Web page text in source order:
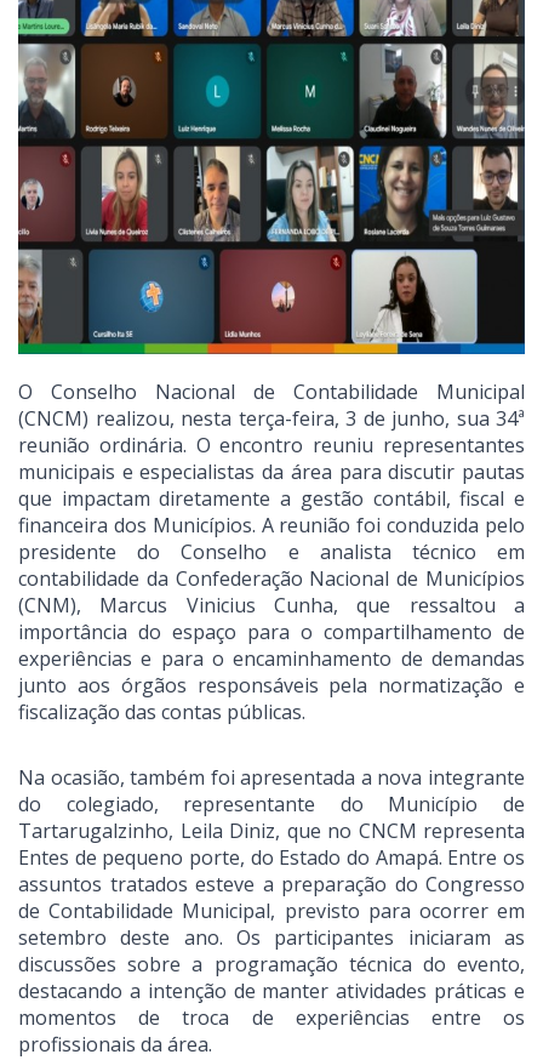
O Conselho Nacional de Contabilidade Municipal
(CNCM) realizou, nesta terça-feira, 3 de junho, sua 34ª
reunião ordinária. O encontro reuniu representantes
municipais e especialistas da área para discutir pautas
que impactam diretamente a gestão contábil, fiscal e
financeira dos Municípios. A reunião foi conduzida pelo
presidente do Conselho e analista técnico em
contabilidade da Confederação Nacional de Municípios
(CNM), Marcus Vinicius Cunha, que ressaltou a
importância do espaço para o compartilhamento de
experiências e para o encaminhamento de demandas
junto aos órgãos responsáveis pela normatização e
fiscalização das contas públicas.
Na ocasião, também foi apresentada a nova integrante
do colegiado, representante do Município de
Tartarugalzinho, Leila Diniz, que no CNCM representa
Entes de pequeno porte, do Estado do Amapá. Entre os
assuntos tratados esteve a preparação do Congresso
de Contabilidade Municipal, previsto para ocorrer em
setembro deste ano. Os participantes iniciaram as
discussões sobre a programação técnica do evento,
destacando a intenção de manter atividades práticas e
momentos de troca de experiências entre os
profissionais da área.